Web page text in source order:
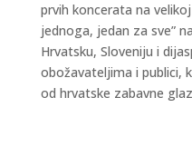
prvih koncerata na
jednoga, jedan za sve”
Hrvatsku, Sloveniju i
obožavateljima i publici,
od hrvatske zabavne